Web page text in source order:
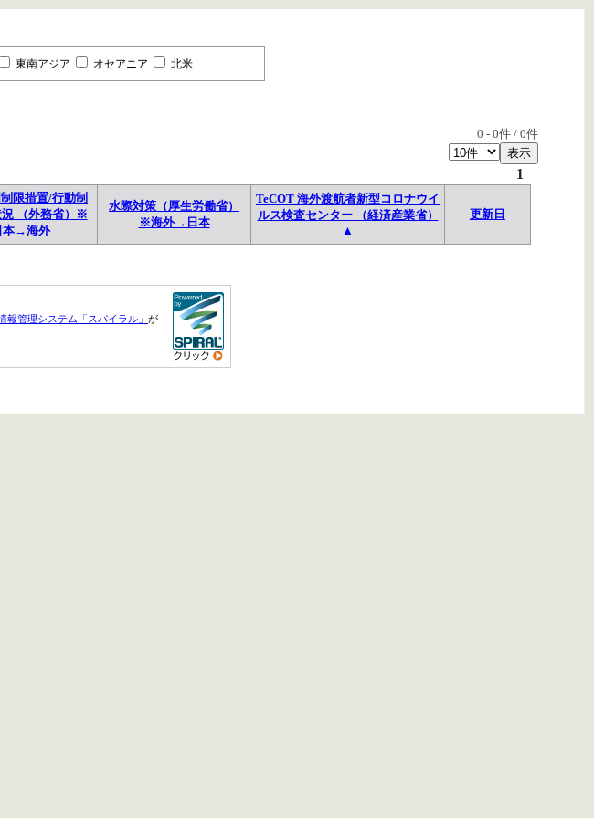
東南アジア オセアニア 北米
0 - 0件 / 0件
1
限措置/行動制
況 （外務省）※
本→海外
水際対策（厚生労働省）
※海外→日本
TeCOT 海外渡航者新型コロナウイ
ルス検査センター （経済産業省）
▲
更新日
報管理システム「スパイラル」 が